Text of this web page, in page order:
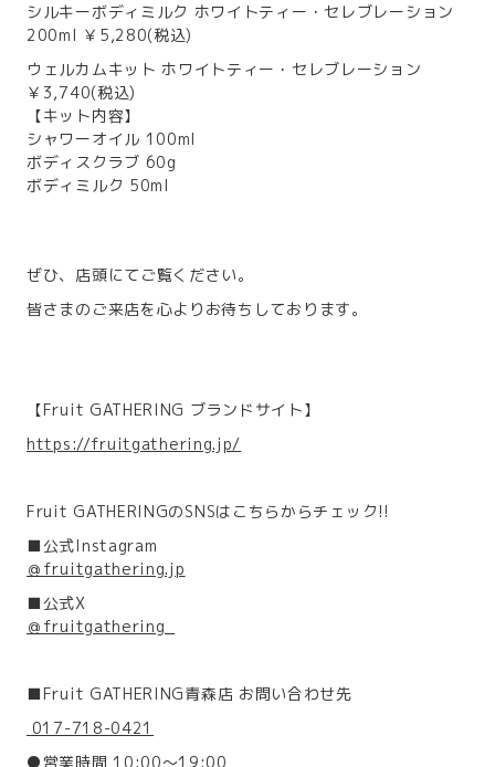
シルキーボディミルク ホワイトティー・セレブレーション
200ml ￥5,280(税込)
ウェルカムキット ホワイトティー・セレブレーション
￥3,740(税込)
【キット内容】
シャワーオイル 100ml
ボディスクラブ 60g
ボディミルク 50ml
ぜひ、店頭にてご覧ください。
皆さまのご来店を心よりお待ちしております。
【Fruit GATHERING ブランドサイト】
https://fruitgathering.jp/
Fruit GATHERINGのSNSはこちらからチェック!!
■公式Instagram
＠fruitgathering.jp
■公式X
＠fruitgathering_
■Fruit GATHERING青森店 お問い合わせ先
017-718-0421
●営業時間 10:00～19:00